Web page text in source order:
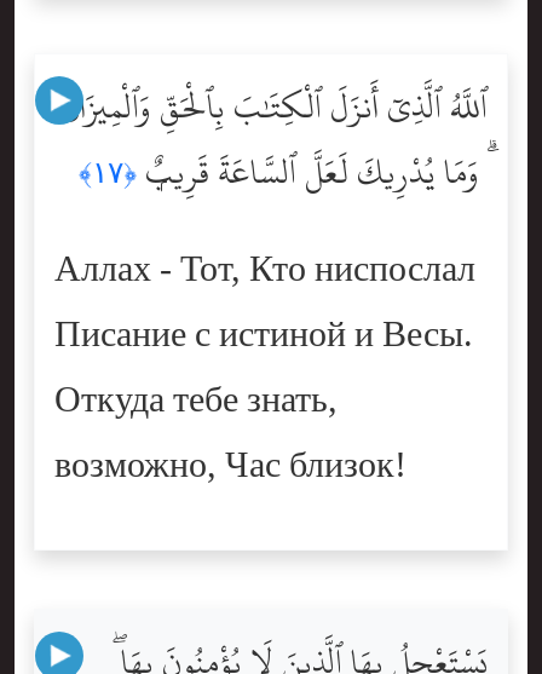
ٱللَّهُ ٱلَّذِىٓ أَنزَلَ ٱلْكِتَٰبَ بِٱلْحَقِّ وَٱلْمِيزَانَ
ۗ وَمَا يُدْرِيكَ لَعَلَّ ٱلسَّاعَةَ قَرِيبٌۭ ﴿١٧﴾
Аллах - Тот, Кто ниспослал
Писание с истиной и Весы.
Откуда тебе знать,
возможно, Час близок!